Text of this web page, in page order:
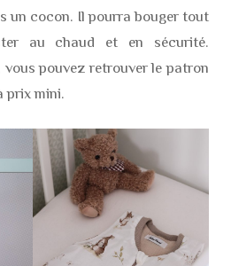
un cocon. Il pourra bouger tout
au chaud et en sécurité.
pouvez retrouver le patron
prix mini.